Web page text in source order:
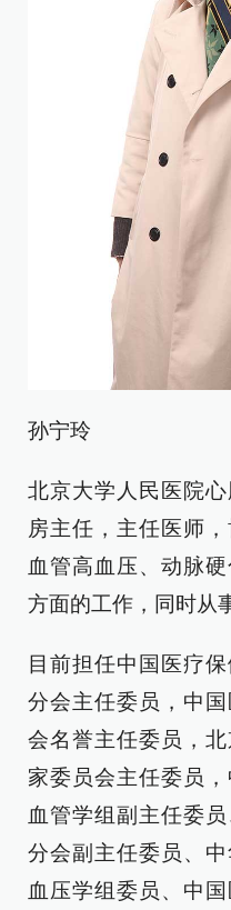
孙宁玲
北京大学人民医院
房主任，主任医师
血管高血压、动脉
方面的工作，同时从
目前担任中国医疗
分会主任委员，中
会名誉主任委员，
家委员会主任委员
血管学组副主任委
分会副主任委员、
血压学组委员、中